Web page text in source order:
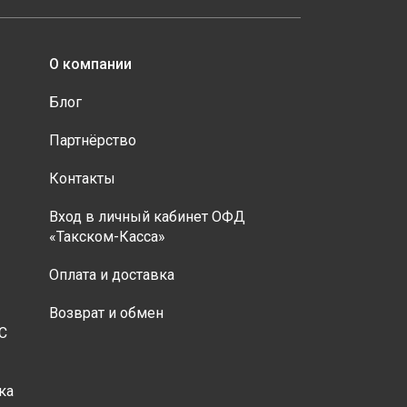
О компании
Блог
Партнёрство
Контакты
Вход в личный кабинет ОФД
«Такском-Касса»
Оплата и доставка
Возврат и обмен